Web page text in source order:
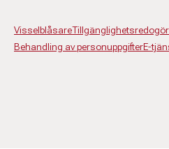
Visselblåsare
Behandling av personuppgifterE-